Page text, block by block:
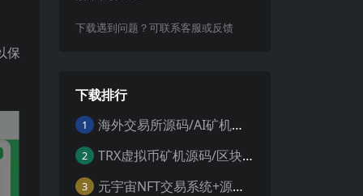
保
下载遇到问题？可联系客服或反馈
下载排行
1 海外交易所源码/AI矿机系统源码 加密货币交易所 智能交易所源码
2 TRX虚拟币矿机源码/区块链矿机交易系统源码/支持 4国语言+usdt充值+搭建视频教程
3 元宇宙NFT交易系统+源码数字藏品3D合成+空投盲盒玩法抽集卡